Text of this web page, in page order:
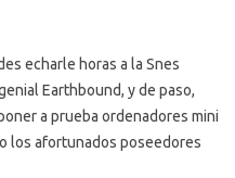
echarle horas a la Snes
Earthbound, y de paso,
a prueba ordenadores mini
los afortunados poseedores